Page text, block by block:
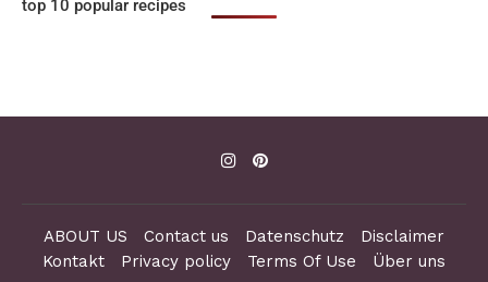
top 10 popular recipes
ABOUT US Contact us Datenschutz
Disclaimer
Kontakt
Privacy policy Terms Of Use Über uns